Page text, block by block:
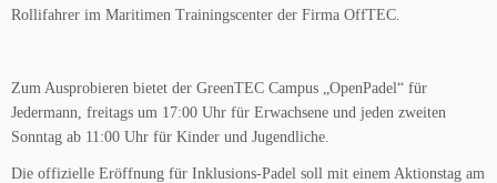
Rollifahrer im Maritimen Trainingscenter der Firma OffTEC.
Zum Ausprobieren bietet der GreenTEC Campus „OpenPadel“ für
Jedermann, freitags um 17:00 Uhr für Erwachsene und jeden zweiten
Sonntag ab 11:00 Uhr für Kinder und Jugendliche.
Die offizielle Eröffnung für Inklusions-Padel soll mit einem Aktionstag am